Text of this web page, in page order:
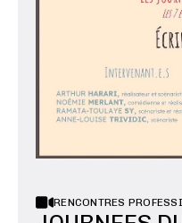
passé ? On entend
RENCONTRES